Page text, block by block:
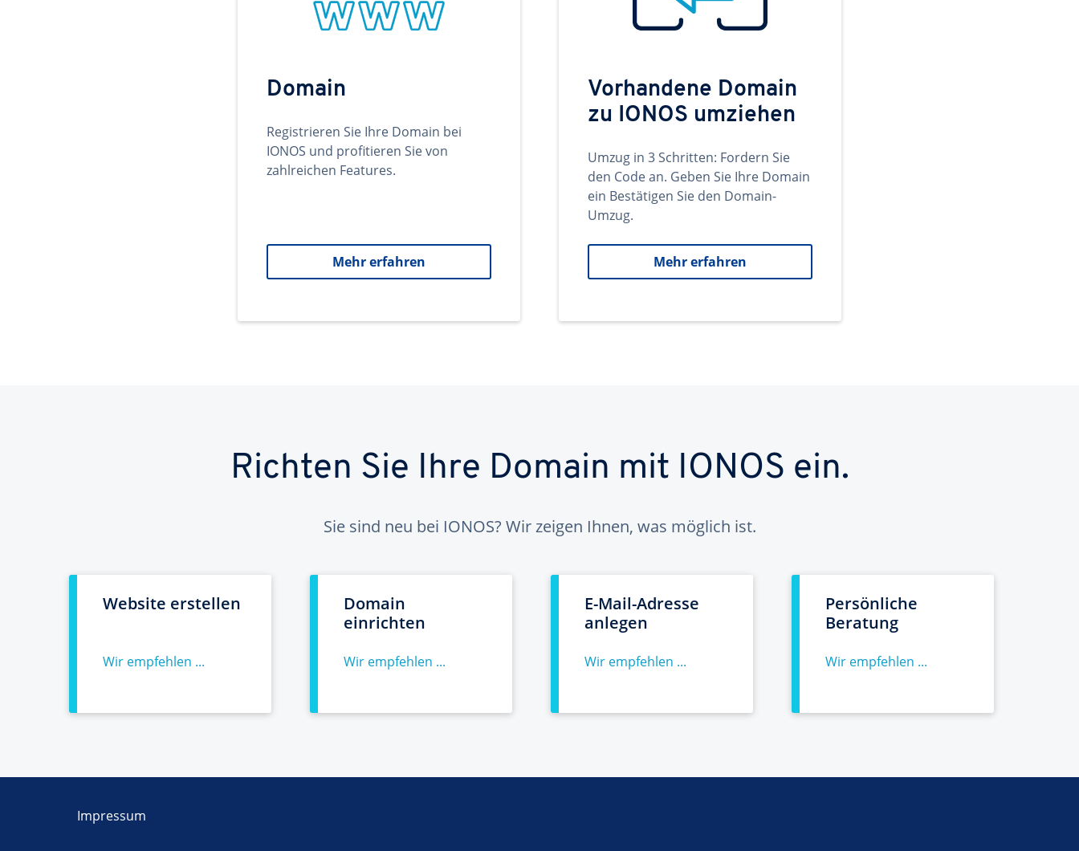
Domain
Registrieren Sie Ihre Domain bei
IONOS und profitieren Sie von
zahlreichen Features.
Mehr erfahren
Vorhandene Domain
zu IONOS umziehen
Umzug in 3 Schritten: Fordern Sie
den Code an. Geben Sie Ihre Domain
ein Bestätigen Sie den Domain-
Umzug.
Mehr erfahren
Richten Sie Ihre Domain mit IONOS ein.
Sie sind neu bei IONOS? Wir zeigen Ihnen, was möglich ist.
Website erstellen
Wir empfehlen ...
Domain
einrichten
Wir empfehlen ...
E-Mail-Adresse
anlegen
Wir empfehlen ...
Persönliche
Beratung
Wir empfehlen ...
Impressum